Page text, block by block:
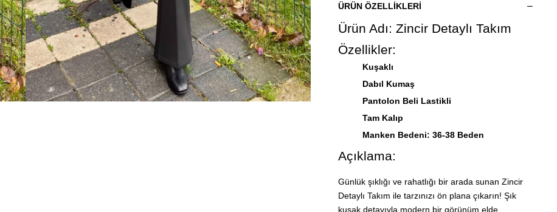
ÜRÜN ÖZELLIKLERI
Ürün Adı: Zincir Detaylı Takım
Özellikler:
Kuşaklı
Dabıl Kumaş
Pantolon Beli Lastikli
Tam Kalıp
Manken Bedeni: 36-38 Beden
Açıklama:
Günlük şıklığı ve rahatlığı bir arada sunan Zincir
Detaylı Takım ile tarzınızı ön plana çıkarın! Şık
kuşak detayıyla modern bir görünüm elde